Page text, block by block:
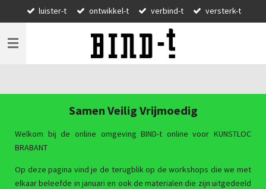
direct
naar
hoofdinhoud
luister-t ontwikkel-t verbind-t versterk-t
Samen Veilig Vrijmoedig
Welkom bij de online omgeving BIND-t online voor KUNSTLOC
BRABANT
Op deze pagina vind je de terugblik op de workshops die we met
elkaar beleefde in januari en ook de materialen die zijn uitgedeeld